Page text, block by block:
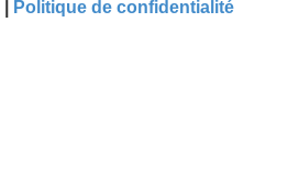
Politique de confidentialité